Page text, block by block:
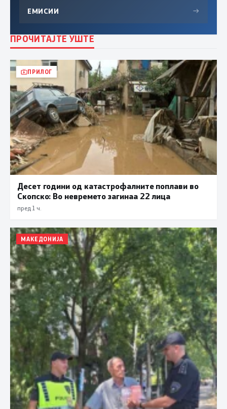
ЕМИСИИ →
ПРОЧИТАЈТЕ УШТЕ
ПРИЛОГ
Десет години од катастрофалните поплави во
Скопско: Во невремето загинаа 22 лица
пред 1 ч.
МАКЕДОНИЈА